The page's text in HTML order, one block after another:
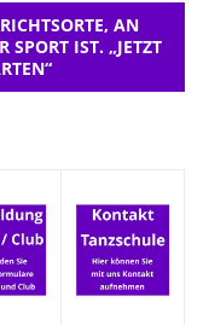
AN
SPORT IST. „JETZT